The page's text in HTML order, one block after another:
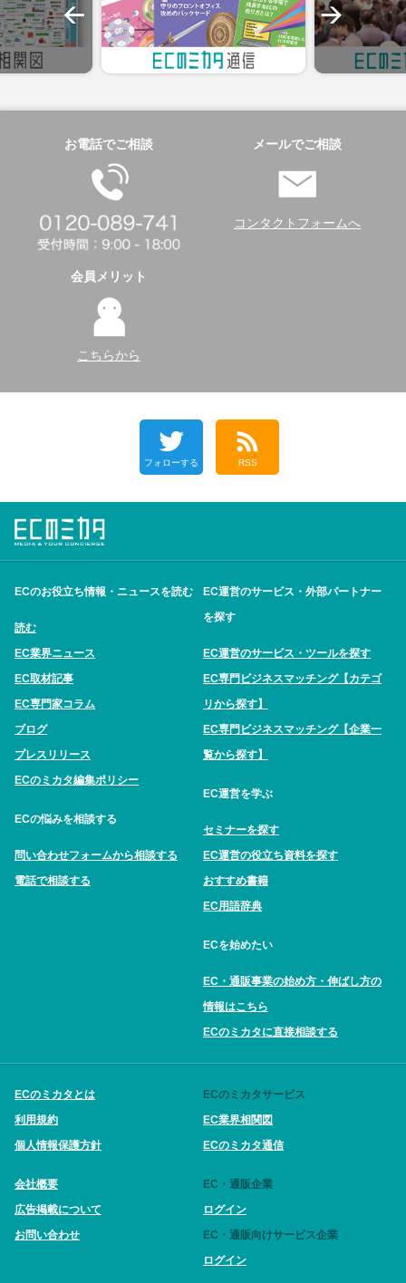
お電話でご相談 メールでご相談
コンタクトフォームへ
会員メリット
こちらから
フォローする RSS
ECのお役立ち情報・ニュースを読む
読む
EC業界ニュース
EC取材記事
EC専門家コラム
ブログ
プレスリリース
ECのミカタ編集ポリシー
ECの悩みを相談する
問い合わせフォームから相談する
電話で相談する
EC運営のサービス・外部パートナー
を探す
EC運営のサービス・ツールを探す
EC専門ビジネスマッチング【カテゴ
リから探す】
EC専門ビジネスマッチング【企業一
覧から探す】
EC運営を学ぶ
セミナーを探す
EC運営の役立ち資料を探す
おすすめ書籍
EC用語辞典
ECを始めたい
EC・通販事業の始め方・伸ばし方の
情報はこちら
ECのミカタに直接相談する
ECのミカタとは
利用規約
個人情報保護方針
会社概要
広告掲載について
お問い合わせ
ECのミカタサービス
EC業界相関図
ECのミカタ通信
EC・通販企業
ログイン
EC・通販向けサービス企業
ログイン